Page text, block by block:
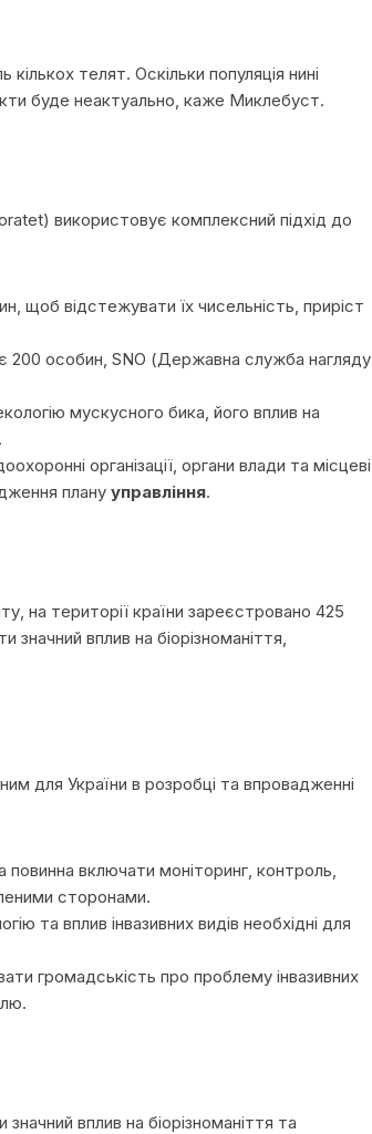
телят. Оскільки популяція нині
буде неактуально, каже Миклебуст.
використовує комплексний підхід до
щоб відстежувати їх чисельність, приріст
200 особин, SNO (Державна служба нагляду
мускусного бика, його вплив на
організації, органи влади та місцеві
плану управління.
на території країни зареєстровано 425
значний вплив на біорізноманіття,
для України в розробці та впровадженні
повинна включати моніторинг, контроль,
сторонами.
та вплив інвазивних видів необхідні для
громадськість про проблему інвазивних
вплив на біорізноманіття та